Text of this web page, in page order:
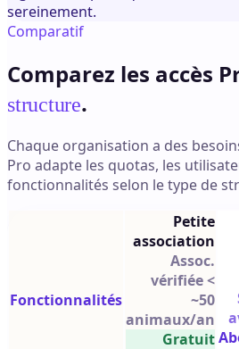
sereinement.
Comparatif
Comparez les accès
structure.
Chaque organisation a des
Pro adapte les quotas, les
fonctionnalités selon le type de
Fonctionnalités
Petite
association
Assoc.
vérifiée <
~50
animaux/an
Gratuit